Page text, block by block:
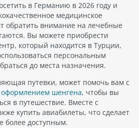
в Германию в 2026 году и
медицинское
обратить внимание на лечебные
Вы можете приобрести
который находится в Турции,
персональным
до места назначения.
путевки, может помочь вам с
шенгена, чтобы вы
в путешествие. Вместе с
купить авиабилеты, что сделает
более доступным.